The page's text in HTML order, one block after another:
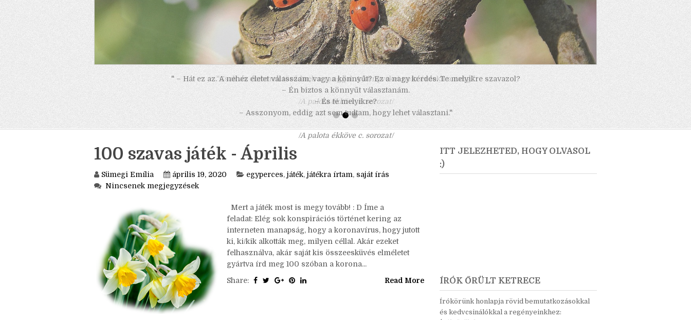
" – Hát ez az. A nehéz életet válasszam, vagy a könnyűt? Ez a nagy kérdés. Te melyikre szavazol?
– Én biztos a könnyűt választanám.
– És te melyikre?
– Asszonyom, eddig azt sem tudtam, hogy lehet választani."
/A palota ékköve c. sorozat/
100 szavas játék - Április
Sümegi Emília egyperces,játék ,játékra írtam , saját írás
Nincsenek megjegyzések
Mert a játék most is megy tovább! : D Íme a
feladat: Elég sok konspirációs történet kering az
interneten manapság, hogy a koronavírus, hogy jutott
ki, ki/kik alkották meg, milyen céllal. Akár ezeket
ÍRÓK ŐRÜLT KETRECE